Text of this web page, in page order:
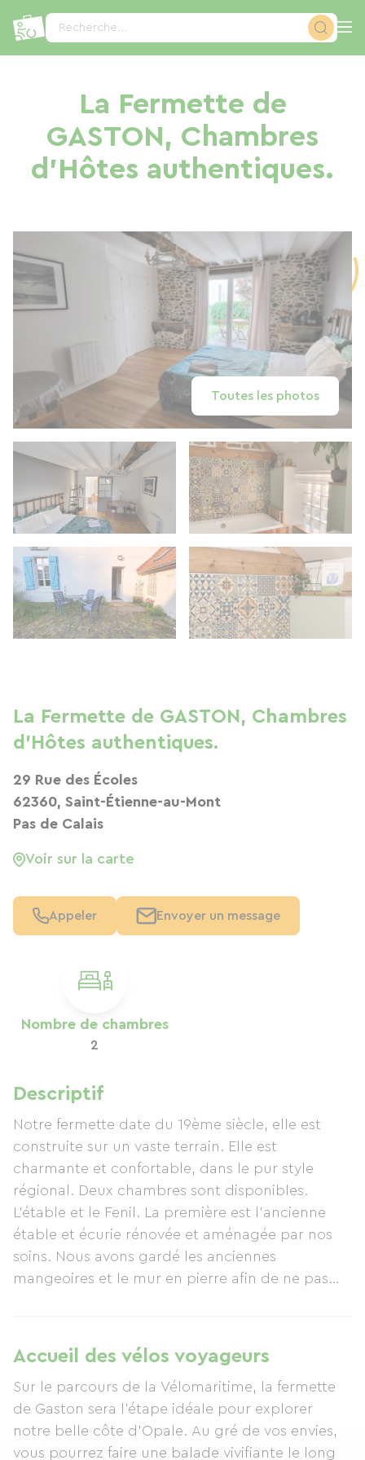
Recherche...
La Fermette de
GASTON, Chambres
d'Hôtes authentiques.
Toutes les photos
Nombre de chambres
2
Descriptif
Notre fermette date du 19ème siècle, elle est
construite sur un vaste terrain. Elle est
charmante et confortable, dans le pur style
régional. Deux chambres sont disponibles.
L'étable et le Fenil. La première est l'ancienne
étable et écurie rénovée et aménagée par nos
soins. Nous avons gardé les anciennes
mangeoires et le mur en pierre afin de ne pas
mansardée pleine de charme, après une bonne
balade profitez de la grande douche
hydromassante. Nous accordons un soin tout
particulier au nettoyage des chambres.
Accueil des vélos voyageurs
Sur le parcours de la Vélomaritime, la fermette
de Gaston sera l'étape idéale pour explorer
notre belle côte d'Opale. Au gré de vos envies,
vous pourrez faire une balade vivifiante le long
La Fermette de GASTON, Chambres
d'Hôtes authentiques.
29 Rue des Écoles
62360, Saint-Étienne-au-Mont
Pas de Calais
Voir sur la carte
Appeler Envoyer un message
Panneau de gestion des cookies